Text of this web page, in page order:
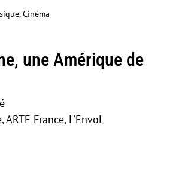
Cinéma
une Amérique de
France, L'Envol